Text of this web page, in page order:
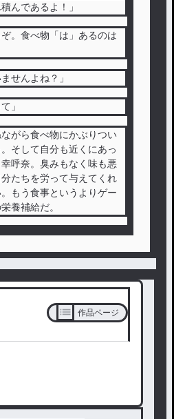
んであるよ！」
ぞ。食べ物「は」あるのは
せんよね？」
」
がら食べ物にかぶりつい
そして自分も近くにあっ
呼奈。臭みもなく味も悪
たちを労って与えてくれ
もう食事というよりゲー
養補給だ。
作品ページ